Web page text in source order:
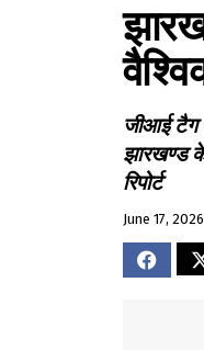
जीआई टैग
झारखण्ड के
रिपोर्ट
June 17, 2026